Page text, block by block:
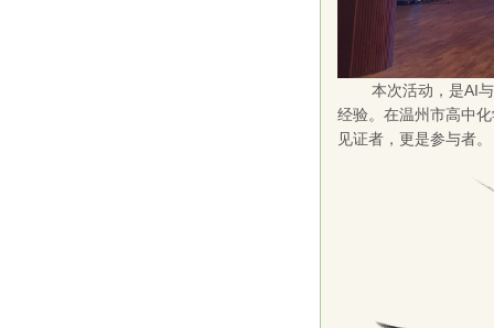
本次活动，是AI
经验。在温州市高中
见证者，更是参与者。